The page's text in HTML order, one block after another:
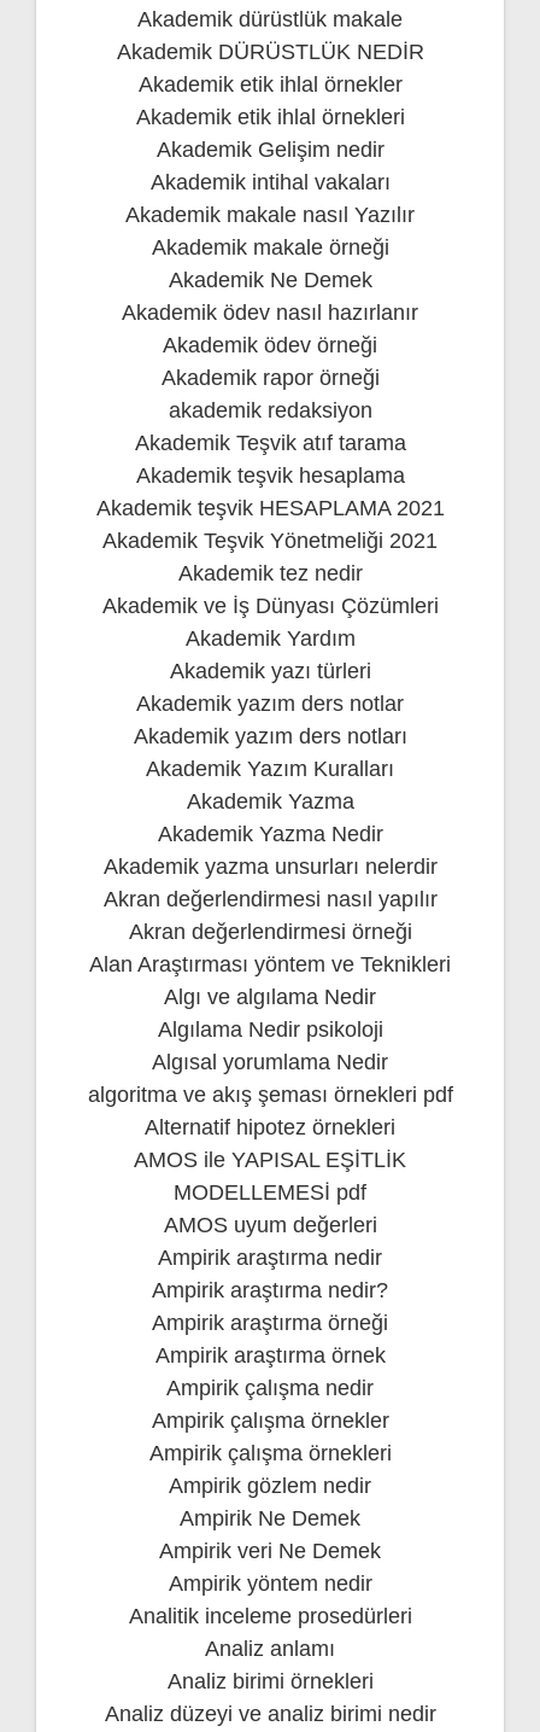
Akademik dürüstlük makale
Akademik DÜRÜSTLÜK NEDİR
Akademik etik ihlal örnekler
Akademik etik ihlal örnekleri
Akademik Gelişim nedir
Akademik intihal vakaları
Akademik makale nasıl Yazılır
Akademik makale örneği
Akademik Ne Demek
Akademik ödev nasıl hazırlanır
Akademik ödev örneği
Akademik rapor örneği
akademik redaksiyon
Akademik Teşvik atıf tarama
Akademik teşvik hesaplama
Akademik teşvik HESAPLAMA 2021
Akademik Teşvik Yönetmeliği 2021
Akademik tez nedir
Akademik ve İş Dünyası Çözümleri
Akademik Yardım
Akademik yazı türleri
Akademik yazım ders notlar
Akademik yazım ders notları
Akademik Yazım Kuralları
Akademik Yazma
Akademik Yazma Nedir
Akademik yazma unsurları nelerdir
Akran değerlendirmesi nasıl yapılır
Akran değerlendirmesi örneği
Alan Araştırması yöntem ve Teknikleri
Algı ve algılama Nedir
Algılama Nedir psikoloji
Algısal yorumlama Nedir
algoritma ve akış şeması örnekleri pdf
Alternatif hipotez örnekleri
AMOS ile YAPISAL EŞİTLİK
MODELLEMESİ pdf
AMOS uyum değerleri
Ampirik araştırma nedir
Ampirik araştırma nedir?
Ampirik araştırma örneği
Ampirik araştırma örnek
Ampirik çalışma nedir
Ampirik çalışma örnekler
Ampirik çalışma örnekleri
Ampirik gözlem nedir
Ampirik Ne Demek
Ampirik veri Ne Demek
Ampirik yöntem nedir
Analitik inceleme prosedürleri
Analiz anlamı
Analiz birimi örnekleri
Analiz düzeyi ve analiz birimi nedir